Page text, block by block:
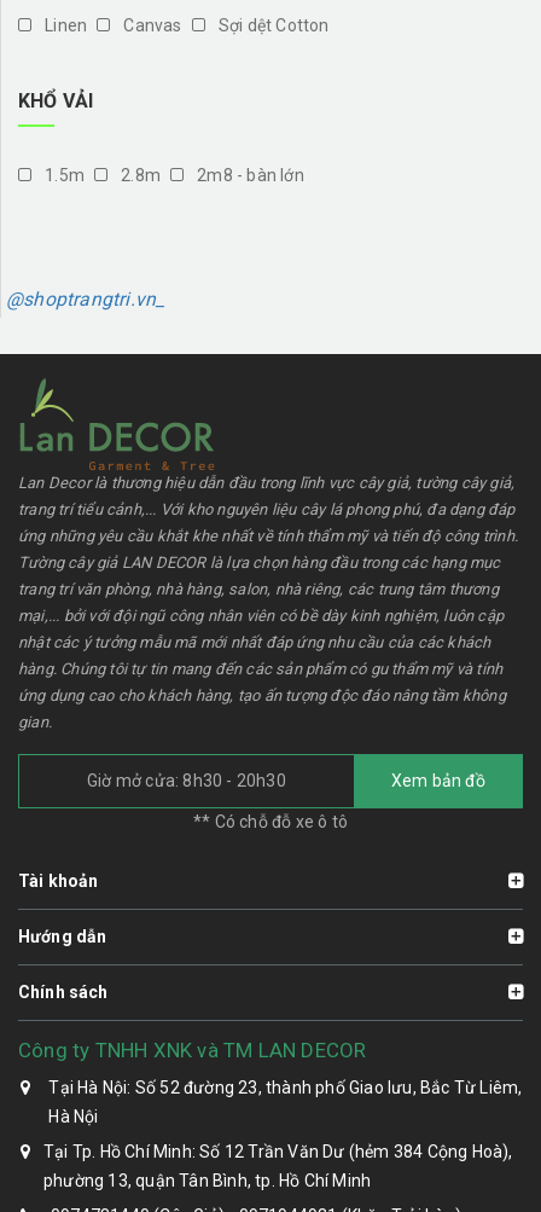
Linen Canvas Sợi dệt Cotton
KHỔ VẢI
1.5m 2.8m 2m8 - bàn lớn
@shoptrangtri.vn_
Lan Decor là thương hiệu dẫn đầu trong lĩnh vực cây giả, tường cây giả,
trang trí tiểu cảnh,... Với kho nguyên liệu cây lá phong phú, đa dạng đáp
ứng những yêu cầu khắt khe nhất về tính thẩm mỹ và tiến độ công trình.
Tường cây giả LAN DECOR là lựa chọn hàng đầu trong các hạng mục
trang trí văn phòng, nhà hàng, salon, nhà riêng, các trung tâm thương
mại,... bởi với đội ngũ công nhân viên có bề dày kinh nghiệm, luôn cập
nhật các ý tưởng mẫu mã mới nhất đáp ứng nhu cầu của các khách
hàng. Chúng tôi tự tin mang đến các sản phẩm có gu thẩm mỹ và tính
ứng dụng cao cho khách hàng, tạo ấn tượng độc đáo nâng tầm không
gian.
Giờ mở cửa: 8h30 - 20h30 Xem bản đồ
** Có chỗ đỗ xe ô tô
Tài khoản
Hướng dẫn
Chính sách
Công ty TNHH XNK và TM LAN DECOR
Tại Hà Nội: Số 52 đường 23, thành phố Giao lưu, Bắc Từ Liêm,
Hà Nội
Tại Tp. Hồ Chí Minh: Số 12 Trần Văn Dư (hẻm 384 Cộng Hoà),
phường 13, quận Tân Bình, tp. Hồ Chí Minh